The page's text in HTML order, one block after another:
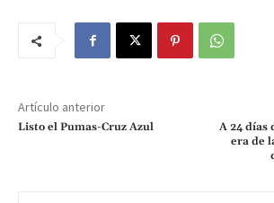
Artículo anterior
Listo el Pumas-Cruz Azul
A 24 días
era de